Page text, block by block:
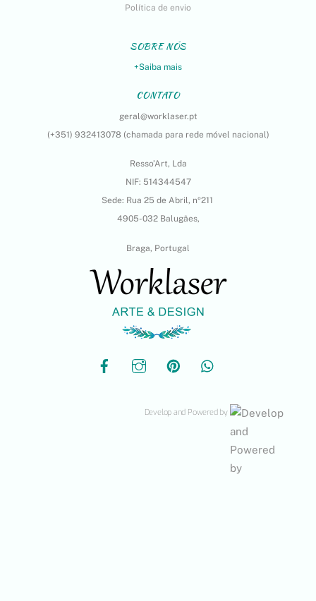
Política de envio
SOBRE NÓS
+Saiba mais
CONTATO
geral@worklaser.pt
(+351) 932413078 (chamada para rede móvel nacional)
Resso’Art, Lda
NIF: 514344547
Sede: Rua 25 de Abril, nº211
4905-032 Balugães,
Braga, Portugal
Develop and Powered by